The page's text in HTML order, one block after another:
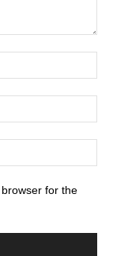
for the